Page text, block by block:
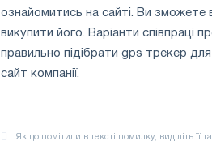
ознайомитись на сайті. Ви
викупити його. Варіанти співпраці
правильно підібрати gps трекер
сайт компанії.